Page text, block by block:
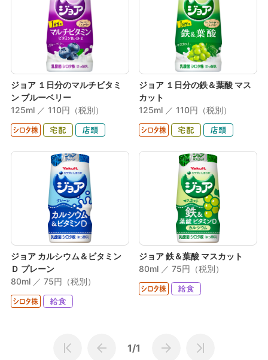
ジョア １日分のマルチビタミ
ン ブルーベリー
125ml ／ 110円（税別）
ジョア １日分の鉄＆葉酸 マス
カット
125ml ／ 110円（税別）
ジョア カルシウム＆ビタミン
Ｄ プレーン
80ml ／ 75円（税別）
ジョア 鉄＆葉酸 マスカット
80ml ／ 75円（税別）
1/1